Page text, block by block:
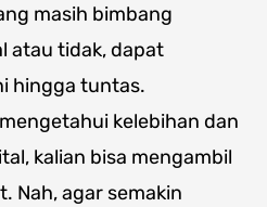
masih bimbang
atau tidak, dapat
hingga tuntas.
kelebihan dan
kalian bisa mengambil
Nah, agar semakin